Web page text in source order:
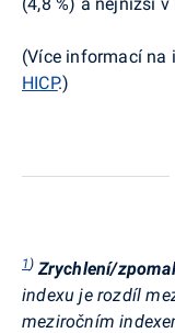
(Více informací na
HICP.)
1 ) Zrychlení/
indexu je rozdíl
meziročním